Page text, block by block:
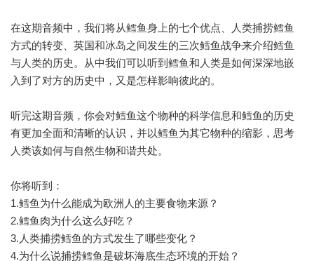
在这期音频中，我们将从鳕鱼身上的七个优点、人类捕捞鳕鱼
方式的转变、英国和冰岛之间发生的三次鳕鱼战争来介绍鳕鱼
与人类的历史。从中我们可以听到鳕鱼和人类是如何深深地嵌
入到了对方的历史中，又是怎样影响彼此的。
听完这期音频，你会对鳕鱼这个物种的科学信息和鳕鱼的历史
有更加全面和清晰的认识，并以鳕鱼为其它物种的缩影，思考
人类该如何与自然生物和谐共处。
你将听到：
1.鳕鱼为什么能成为欧洲人的主要食物来源？
2.鳕鱼肉为什么这么好吃？
3.人类捕捞鳕鱼的方式发生了哪些变化？
4.为什么说捕捞鳕鱼是破坏海底生态环境的开始？